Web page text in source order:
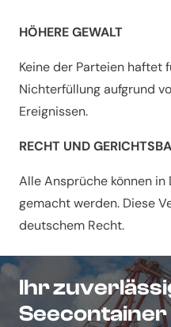
HÖHERE GEWALT
Keine der Parteien haftet
Nichterfüllung aufgrund
Ereignissen.
RECHT UND
Alle Ansprüche können
gemacht werden. Diese
deutschem Recht.
Ihr
Seecontainer